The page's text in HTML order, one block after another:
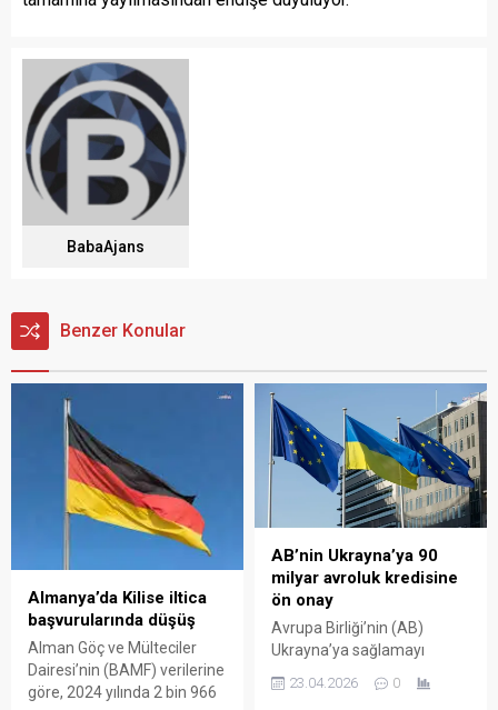
BabaAjans
Benzer Konular
Almanya’da Kilise iltica
başvurularında düşüş
Alman Göç ve Mülteciler
Dairesi’nin (BAMF) verilerine
göre, 2024 yılında 2 bin 966
AB’nin Ukrayna’ya 90
milyar avroluk kredisine
ön onay
Avrupa Birliği’nin (AB)
Ukrayna’ya sağlamayı
kredi paketi, üye ülkelerin
23.04.2026 0